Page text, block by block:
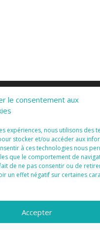
le consentement aux
expériences, nous utilisons des
stocker et/ou accéder aux
à ces technologies nous
que le comportement de
de ne pas consentir ou de
un effet négatif sur certaines
Accepter
Réservés 2015 IMentions Légales
Vanda Cipriano